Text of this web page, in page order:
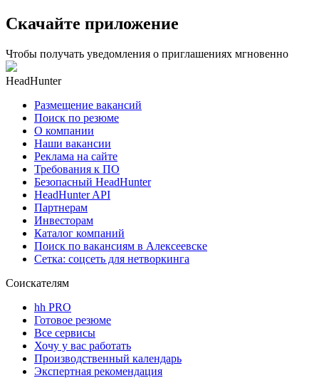
Скачайте приложение
Чтобы получать уведомления о приглашениях мгновенно
HeadHunter
Размещение вакансий
Поиск по резюме
О компании
Наши вакансии
Реклама на сайте
Требования к ПО
Безопасный HeadHunter
HeadHunter API
Партнерам
Инвесторам
Каталог компаний
Поиск по вакансиям в Алексеевске
Сетка: соцсеть для нетворкинга
Соискателям
hh PRO
Готовое резюме
Все сервисы
Хочу у вас работать
Производственный календарь
Экспертная рекомендация